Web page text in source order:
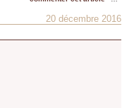
20 décembre 2016